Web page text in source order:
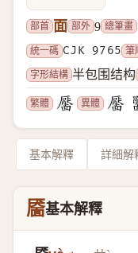
部首 面 部外 9 總筆畫
統一碼 CJK 9765 筆
字形結構 半包围结构
繁體 異體
基本解釋 詳細解
靥基本解釋